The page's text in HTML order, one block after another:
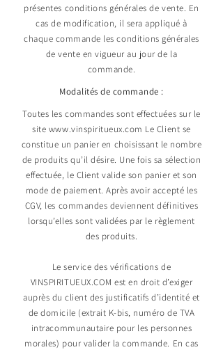
présentes conditions générales de vente. En
cas de modification, il sera appliqué à
chaque commande les conditions générales
de vente en vigueur au jour de la
commande.
Modalités de commande :
Toutes les commandes sont effectuées sur le
site www.vinspiritueux.com Le Client se
constitue un panier en choisissant le nombre
de produits qu’il désire. Une fois sa sélection
effectuée, le Client valide son panier et son
mode de paiement. Après avoir accepté les
CGV, les commandes deviennent définitives
lorsqu’elles sont validées par le règlement
des produits.
Le service des vérifications de
VINSPIRITUEUX.COM est en droit d’exiger
auprès du client des justificatifs d’identité et
de domicile (extrait K-bis, numéro de TVA
intracommunautaire pour les personnes
morales) pour valider la commande. En cas